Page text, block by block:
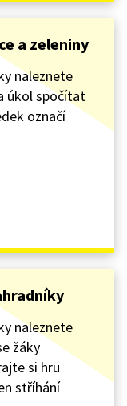
a zeleniny
naleznete
úkol spočítat
označí
naleznete
žáky
si hru
stříhání